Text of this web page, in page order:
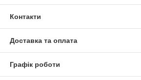
Контакти
Доставка та оплата
Графік роботи